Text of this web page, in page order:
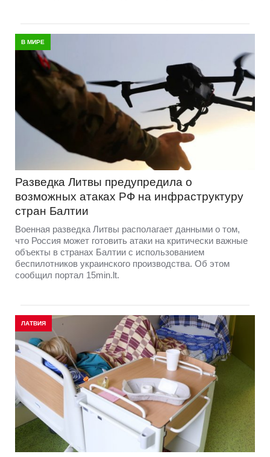
В МИРЕ
Разведка Литвы предупредила о
возможных атаках РФ на инфраструктуру
стран Балтии
Военная разведка Литвы располагает данными о том,
что Россия может готовить атаки на критически важные
объекты в странах Балтии с использованием
беспилотников украинского производства. Об этом
сообщил портал 15min.lt.
ЛАТВИЯ